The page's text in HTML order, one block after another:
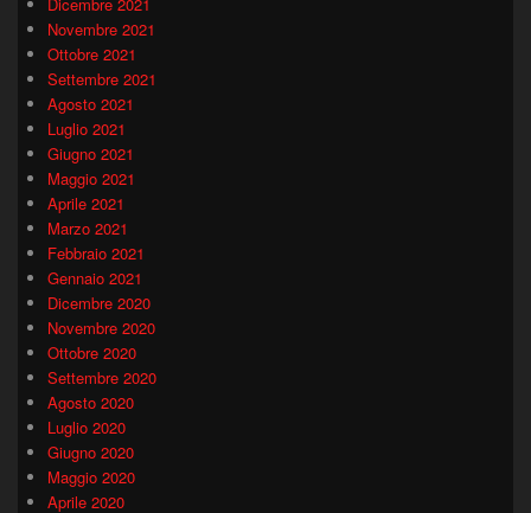
Novembre 2021
Ottobre 2021
Settembre 2021
Agosto 2021
Luglio 2021
Giugno 2021
Maggio 2021
Aprile 2021
Marzo 2021
Febbraio 2021
Gennaio 2021
Dicembre 2020
Novembre 2020
Ottobre 2020
Settembre 2020
Agosto 2020
Luglio 2020
Giugno 2020
Maggio 2020
Aprile 2020